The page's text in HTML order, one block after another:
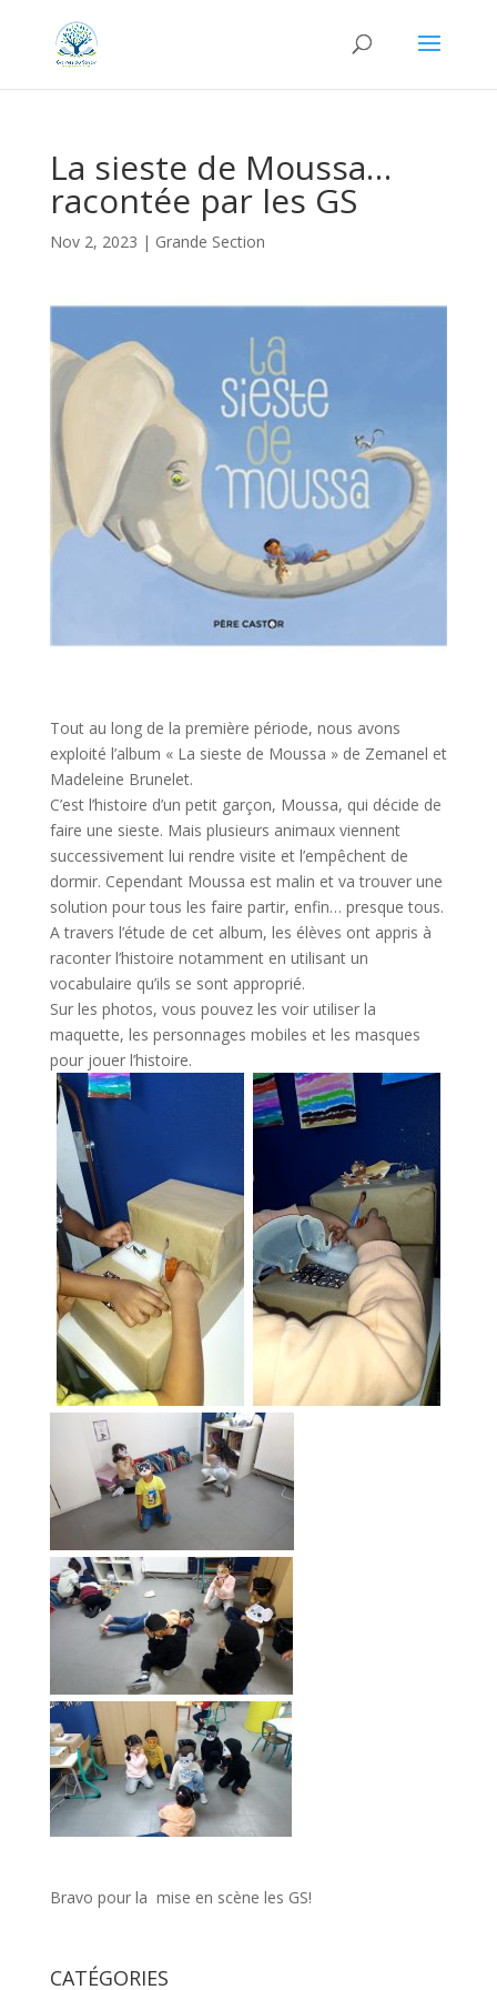
La sieste de Moussa…
racontée par les GS
Nov 2, 2023 | Grande Section
Tout au long de la première période, nous avons
exploité l’album « La sieste de Moussa » de Zemanel et
Madeleine Brunelet.
C’est l’histoire d’un petit garçon, Moussa, qui décide de
faire une sieste. Mais plusieurs animaux viennent
successivement lui rendre visite et l’empêchent de
dormir. Cependant Moussa est malin et va trouver une
solution pour tous les faire partir, enfin… presque tous.
A travers l’étude de cet album, les élèves ont appris à
raconter l’histoire notamment en utilisant un
vocabulaire qu’ils se sont approprié.
Sur les photos, vous pouvez les voir utiliser la
maquette, les personnages mobiles et les masques
pour jouer l’histoire.
Bravo pour la mise en scène les GS!
CATÉGORIES